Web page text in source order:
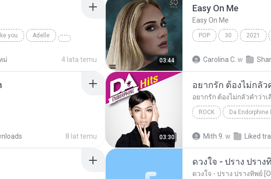
you Adelle
ม่ 4 lata temu 03:44
Easy On Me
Easy On Me
POP 30 2021
Carolina C. w
8 lat temu 03:30
ROCK Da Endorphine
Mith 9. w Liked
ดวงใจ - ปราง ปราง
ดวงใจ - ปราง ปรางทิพย์